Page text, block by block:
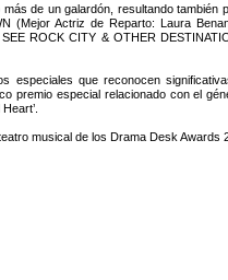
de un galardón, resultando
(Mejor Actriz de Reparto: Laura
ROCK CITY & OTHER
especiales que reconocen
premio especial relacionado con el
musical de los Drama Desk Awards